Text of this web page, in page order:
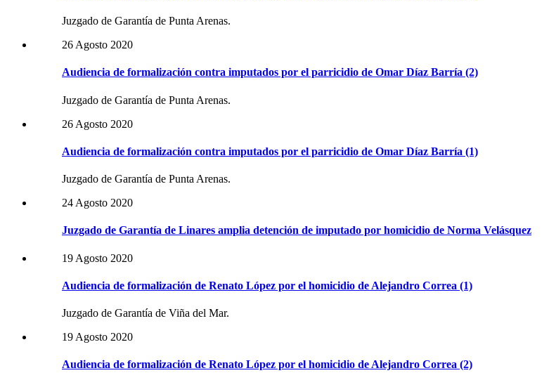
Juzgado de Garantía de Punta Arenas.
26 Agosto 2020
Audiencia de formalización contra imputados por el parricidio de Omar Díaz Barría (2)
Juzgado de Garantía de Punta Arenas.
26 Agosto 2020
Audiencia de formalización contra imputados por el parricidio de Omar Díaz Barría (1)
Juzgado de Garantía de Punta Arenas.
24 Agosto 2020
Juzgado de Garantía de Linares amplia detención de imputado por homicidio de Norma Velásquez
19 Agosto 2020
Audiencia de formalización de Renato López por el homicidio de Alejandro Correa (1)
Juzgado de Garantía de Viña del Mar.
19 Agosto 2020
Audiencia de formalización de Renato López por el homicidio de Alejandro Correa (2)